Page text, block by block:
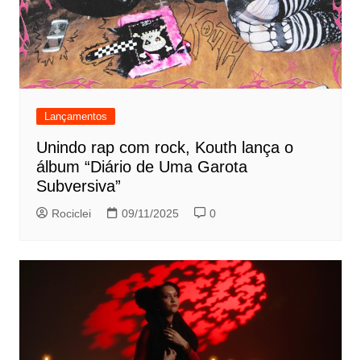
Lançamentos
Unindo rap com rock, Kouth lança o
álbum “Diário de Uma Garota
Subversiva”
Rociclei 09/11/2025 0